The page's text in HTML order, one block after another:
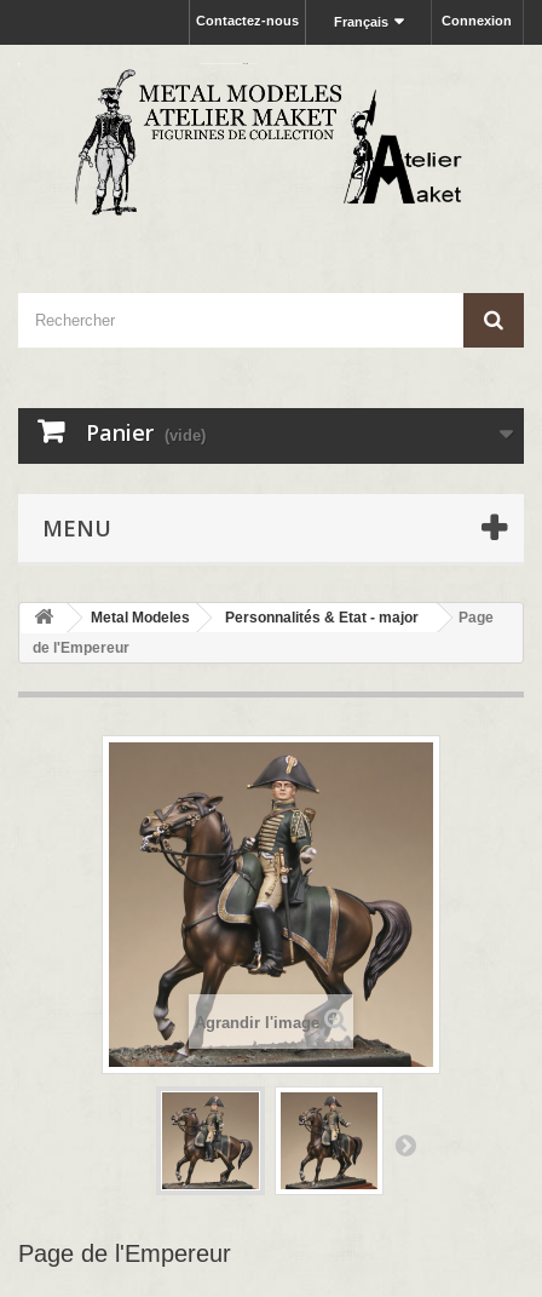
Connexion
Français
Contactez-nous
Panier (vide)
MENU
Metal Modeles Personnalités & Etat - major
Page
de l'Empereur
Agrandir l'image
Page de l'Empereur